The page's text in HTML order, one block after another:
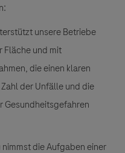
unsere Betriebe
und mit
die einen klaren
der Unfälle und die
Gesundheitsgefahren
nimmst die Aufgaben einer